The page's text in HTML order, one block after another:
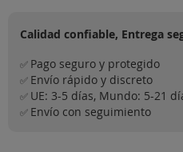
Calidad confiable, Entrega
✅ Pago seguro y protegido
✅ Envío rápido y discreto
✅ UE: 3-5 días, Mundo: 5-21
✅ Envío con seguimiento